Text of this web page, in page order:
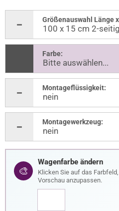
Größenauswahl Länge
Farbe:
Montageflüssigkeit:
Montagewerkzeug:
🎨
Wagenfarbe ändern
Klicken Sie auf das
Vorschau anzupassen.